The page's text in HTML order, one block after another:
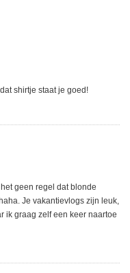
shirtje staat je goed!
geen regel dat blonde
Je vakantievlogs zijn leuk,
ik graag zelf een keer naartoe